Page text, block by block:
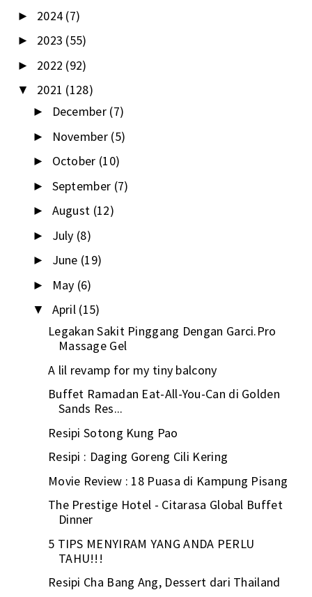
► 2024 (7)
► 2023 (55)
► 2022 (92)
▼ 2021 (128)
► December (7)
► November (5)
► October (10)
► September (7)
► August (12)
► July (8)
► June (19)
► May (6)
▼ April (15)
Legakan Sakit Pinggang Dengan Garci.Pro
Massage Gel
A lil revamp for my tiny balcony
Buffet Ramadan Eat-All-You-Can di Golden
Sands Res...
Resipi Sotong Kung Pao
Resipi : Daging Goreng Cili Kering
Movie Review : 18 Puasa di Kampung Pisang
The Prestige Hotel - Citarasa Global Buffet
Dinner
5 TIPS MENYIRAM YANG ANDA PERLU
TAHU!!!
Resipi Cha Bang Ang, Dessert dari Thailand